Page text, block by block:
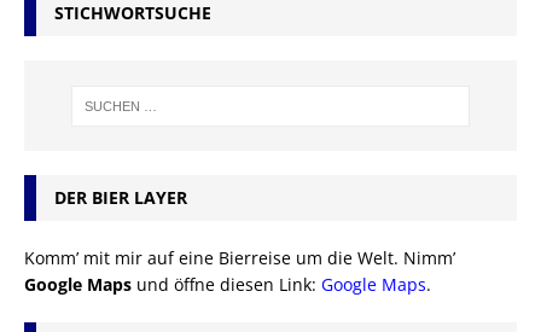
STICHWORTSUCHE
DER BIER LAYER
Komm’ mit mir auf eine Bierreise um die Welt. Nimm’
Google Maps und öffne diesen Link: Google Maps.